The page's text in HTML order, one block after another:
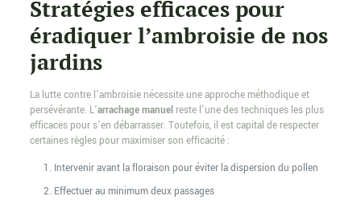
Stratégies efficaces pour
éradiquer l’ambroisie de nos
jardins
La lutte contre l’ambroisie nécessite une approche méthodique et
persévérante. L’arrachage manuelreste l’une des techniques les plus
efficaces pour s’en débarrasser. Toutefois, il est capital de respecter
certaines règles pour maximiser son efficacité :
Intervenir avant la floraison pour éviter la dispersion du pollen
Effectuer au minimum deux passages